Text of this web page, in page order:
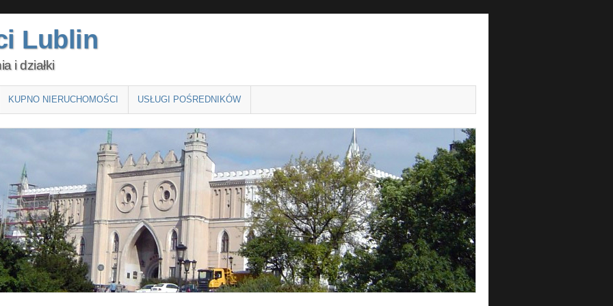
Lublin
i działki
KUPNO NIERUCHOMOŚCI USŁUGI POŚREDNIKÓW